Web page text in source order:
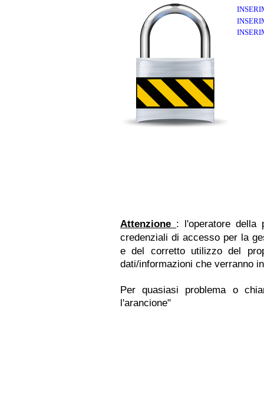
Attenzione : l'operatore della
credenziali di accesso per la
e del corretto utilizzo del
dati/informazioni che verranno
Per quasiasi problema o
l'arancione"